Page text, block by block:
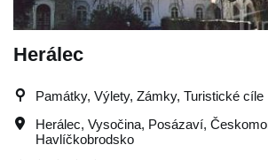
Herálec
Památky, Výlety, Zámky, Turistické cíle
Herálec, Vysočina, Posázaví,
Havlíčkobrodsko